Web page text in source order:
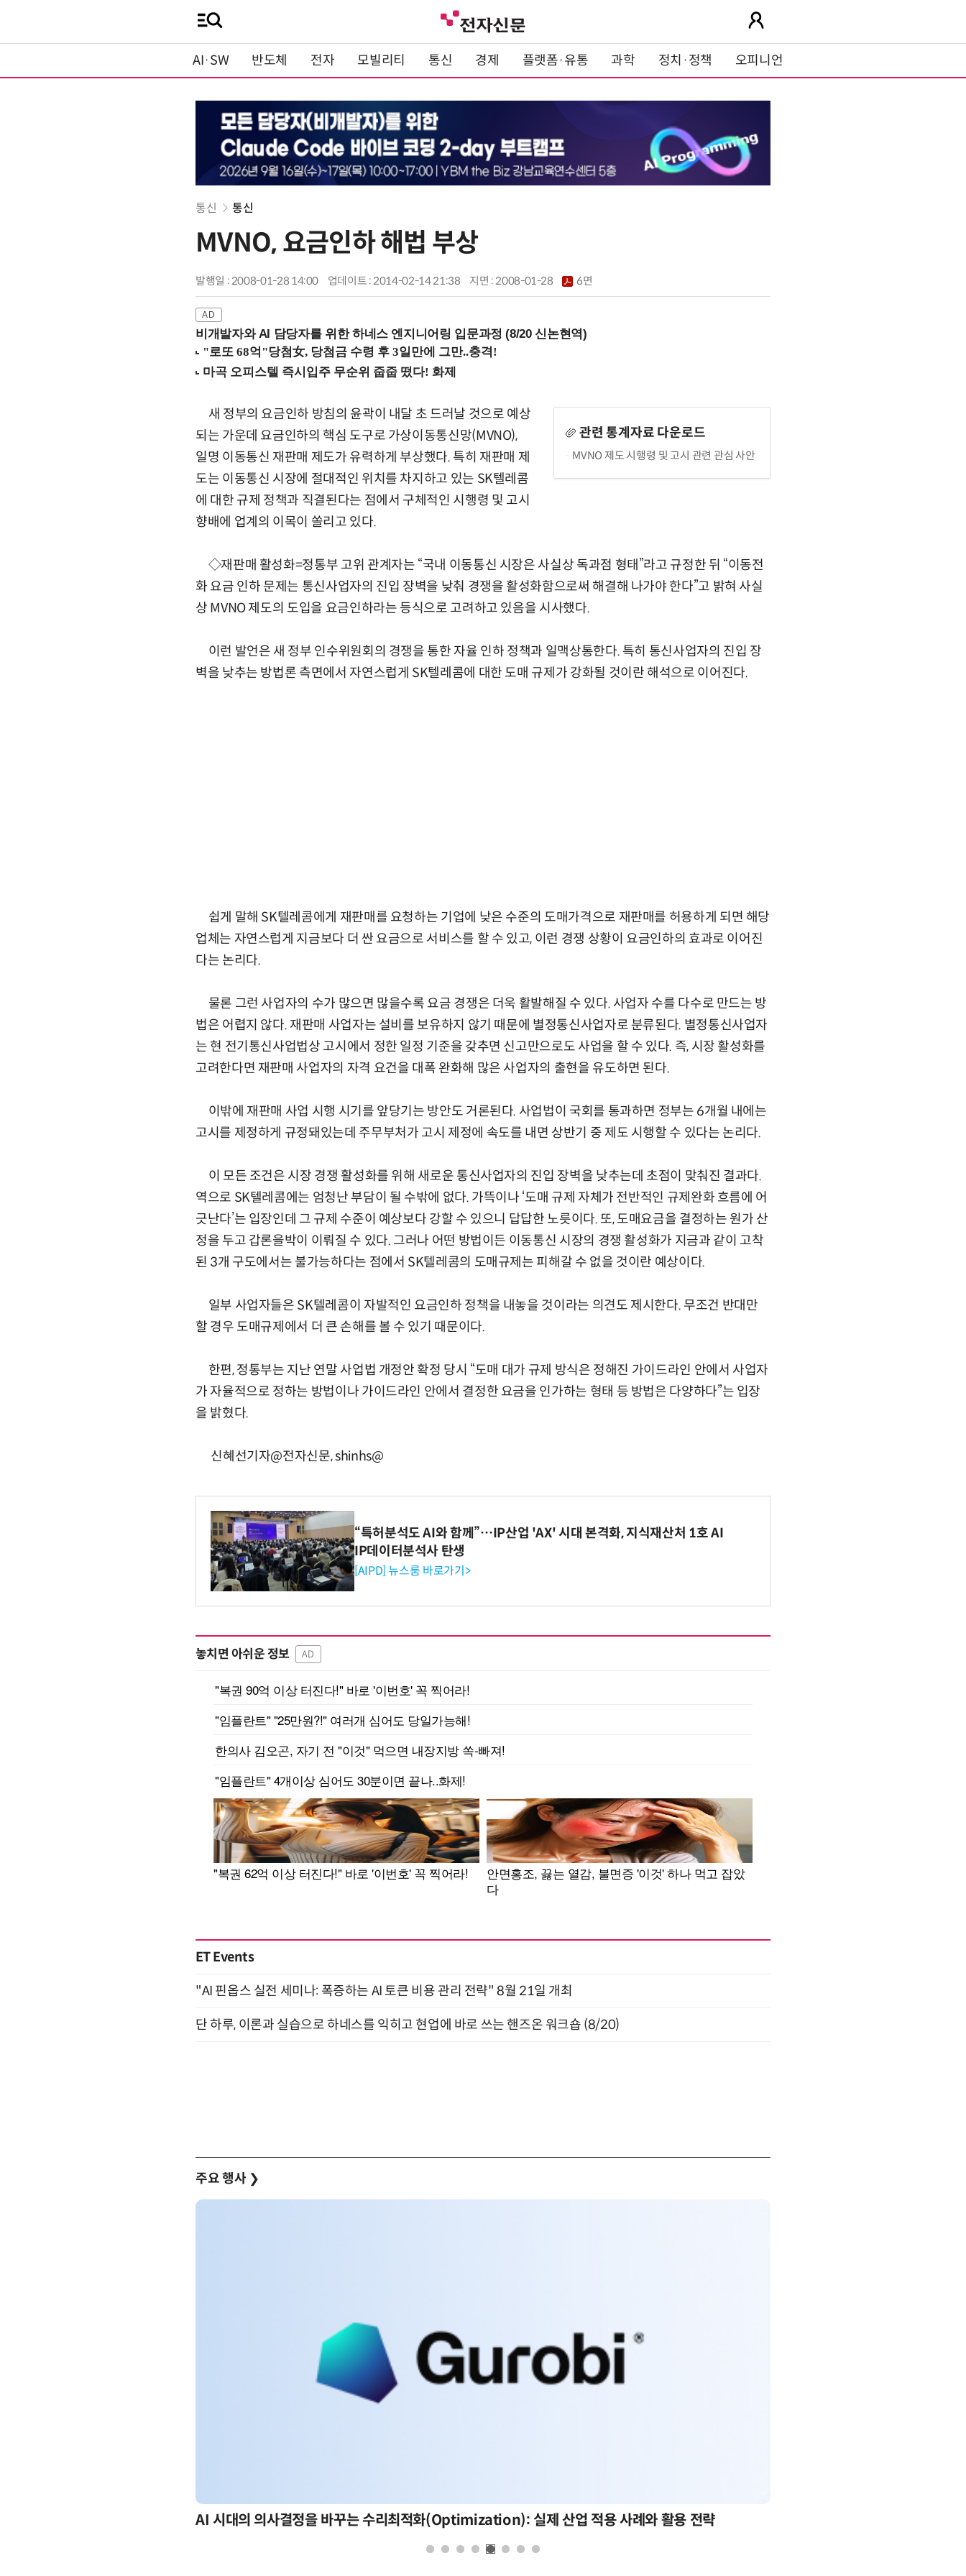
AI·SW 반도체 전자 모빌리티 통신 경제 플랫폼·유통 과학 정치·정책 오피니언
통신 통신
MVNO, 요금인하 해법 부상
발행일 : 2008-01-28 14:00 업데이트 : 2014-02-14 21:38 지면 :2008-01-28 6면
비개발자와 AI 담당자를 위한 하네스 엔지니어링 입문과정 (8/20 신논현역)
관련 통계자료 다운로드
MVNO 제도 시행령 및 고시 관련 관심 사안
새 정부의 요금인하 방침의 윤곽이 내달 초 드러날 것으로 예상
되는 가운데 요금인하의 핵심 도구로 가상이동통신망(MVNO),
일명 이동통신 재판매 제도가 유력하게 부상했다. 특히 재판매 제
도는 이동통신 시장에 절대적인 위치를 차지하고 있는 SK텔레콤
에 대한 규제 정책과 직결된다는 점에서 구체적인 시행령 및 고시
향배에 업계의 이목이 쏠리고 있다.
◇재판매 활성화=정통부 고위 관계자는 “국내 이동통신 시장은 사실상 독과점 형태”라고 규정한 뒤 “이동전
화 요금 인하 문제는 통신사업자의 진입 장벽을 낮춰 경쟁을 활성화함으로써 해결해 나가야 한다”고 밝혀 사실
상 MVNO 제도의 도입을 요금인하라는 등식으로 고려하고 있음을 시사했다.
이런 발언은 새 정부 인수위원회의 경쟁을 통한 자율 인하 정책과 일맥상통한다. 특히 통신사업자의 진입 장
벽을 낮추는 방법론 측면에서 자연스럽게 SK텔레콤에 대한 도매 규제가 강화될 것이란 해석으로 이어진다.
쉽게 말해 SK텔레콤에게 재판매를 요청하는 기업에 낮은 수준의 도매가격으로 재판매를 허용하게 되면 해당
업체는 자연스럽게 지금보다 더 싼 요금으로 서비스를 할 수 있고, 이런 경쟁 상황이 요금인하의 효과로 이어진
다는 논리다.
물론 그런 사업자의 수가 많으면 많을수록 요금 경쟁은 더욱 활발해질 수 있다. 사업자 수를 다수로 만드는 방
법은 어렵지 않다. 재판매 사업자는 설비를 보유하지 않기 때문에 별정통신사업자로 분류된다. 별정통신사업자
는 현 전기통신사업법상 고시에서 정한 일정 기준을 갖추면 신고만으로도 사업을 할 수 있다. 즉, 시장 활성화를
고려한다면 재판매 사업자의 자격 요건을 대폭 완화해 많은 사업자의 출현을 유도하면 된다.
이밖에 재판매 사업 시행 시기를 앞당기는 방안도 거론된다. 사업법이 국회를 통과하면 정부는 6개월 내에는
고시를 제정하게 규정돼있는데 주무부처가 고시 제정에 속도를 내면 상반기 중 제도 시행할 수 있다는 논리다.
이 모든 조건은 시장 경쟁 활성화를 위해 새로운 통신사업자의 진입 장벽을 낮추는데 초점이 맞춰진 결과다.
역으로 SK텔레콤에는 엄청난 부담이 될 수밖에 없다. 가뜩이나 ‘도매 규제 자체가 전반적인 규제완화 흐름에 어
긋난다’는 입장인데 그 규제 수준이 예상보다 강할 수 있으니 답답한 노릇이다. 또, 도매요금을 결정하는 원가 산
정을 두고 갑론을박이 이뤄질 수 있다. 그러나 어떤 방법이든 이동통신 시장의 경쟁 활성화가 지금과 같이 고착
된 3개 구도에서는 불가능하다는 점에서 SK텔레콤의 도매규제는 피해갈 수 없을 것이란 예상이다.
일부 사업자들은 SK텔레콤이 자발적인 요금인하 정책을 내놓을 것이라는 의견도 제시한다. 무조건 반대만
할 경우 도매규제에서 더 큰 손해를 볼 수 있기 때문이다.
한편, 정통부는 지난 연말 사업법 개정안 확정 당시 “도매 대가 규제 방식은 정해진 가이드라인 안에서 사업자
가 자율적으로 정하는 방법이나 가이드라인 안에서 결정한 요금을 인가하는 형태 등 방법은 다양하다”는 입장
을 밝혔다.
신혜선기자@전자신문, shinhs@
“특허분석도 AI와 함께”…IP산업 'AX' 시대 본격화, 지식재산처 1호 AI
IP데이터분석사 탄생
[AIPD] 뉴스룸 바로가기>
놓치면 아쉬운 정보 AD
ET Events
"AI 핀옵스 실전 세미나: 폭증하는 AI 토큰 비용 관리 전략" 8월 21일 개최
단 하루, 이론과 실습으로 하네스를 익히고 현업에 바로 쓰는 핸즈온 워크숍 (8/20)
주요 행사 ❯
AI 시대의 의사결정을 바꾸는 수리최적화(Optimization): 실제 산업 적용 사례와 활용 전략